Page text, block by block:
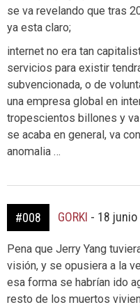
se va revelando que tras
ya esta claro;
internet no era tan
servicios para existir
subvencionada, o de
una empresa global en
tropescientos billones y
se acaba en general, va
anomalia …
#008 GORKI - 18
Pena que Jerry Yang
visión, y se opusiera a la
esa forma se habrían ido
resto de los muertos